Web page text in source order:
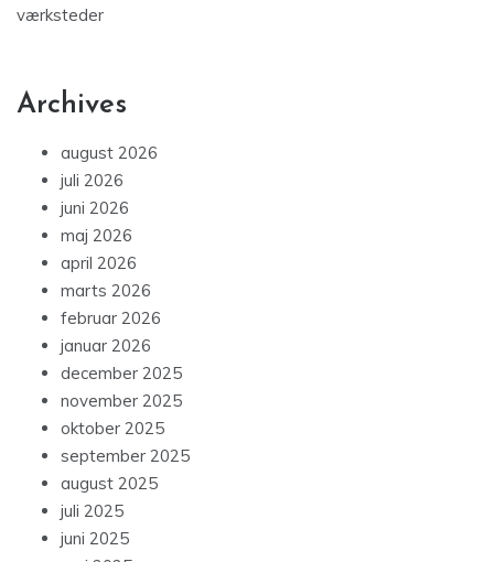
værksteder
Archives
august 2026
juli 2026
juni 2026
maj 2026
april 2026
marts 2026
februar 2026
januar 2026
december 2025
november 2025
oktober 2025
september 2025
august 2025
juli 2025
juni 2025